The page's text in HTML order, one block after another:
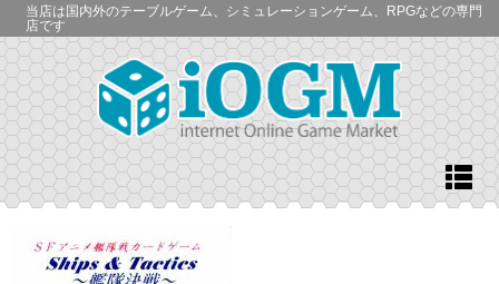
当店は国内外のテーブルゲーム、シミュレーションゲーム、RPGなどの専門
店です